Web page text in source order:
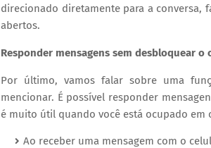
direcionado diretamente para a conversa,
abertos.
Responder mensagens sem desbloquear o
Por último, vamos falar sobre uma
mencionar. É possível responder
é muito útil quando você está ocupado em
Ao receber uma mensagem com o